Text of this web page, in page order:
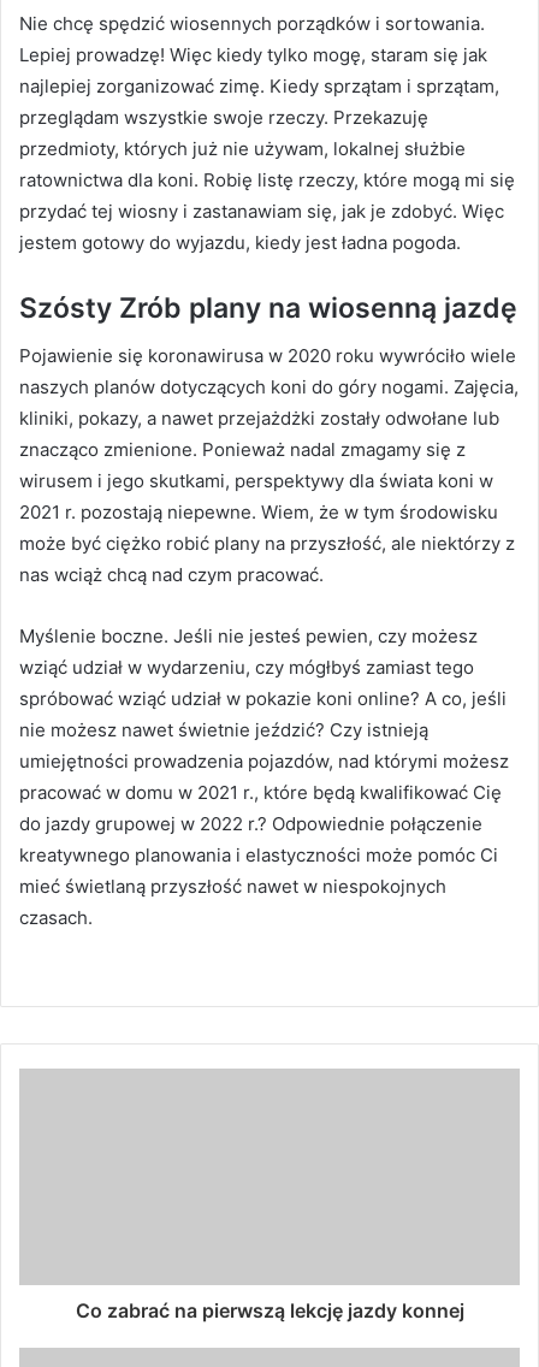
Nie chcę spędzić wiosennych porządków i sortowania.
Lepiej prowadzę! Więc kiedy tylko mogę, staram się jak
najlepiej zorganizować zimę. Kiedy sprzątam i sprzątam,
przeglądam wszystkie swoje rzeczy. Przekazuję
przedmioty, których już nie używam, lokalnej służbie
ratownictwa dla koni. Robię listę rzeczy, które mogą mi się
przydać tej wiosny i zastanawiam się, jak je zdobyć. Więc
jestem gotowy do wyjazdu, kiedy jest ładna pogoda.
Szósty Zrób plany na wiosenną jazdę
Pojawienie się koronawirusa w 2020 roku wywróciło wiele
naszych planów dotyczących koni do góry nogami. Zajęcia,
kliniki, pokazy, a nawet przejażdżki zostały odwołane lub
znacząco zmienione. Ponieważ nadal zmagamy się z
wirusem i jego skutkami, perspektywy dla świata koni w
2021 r. pozostają niepewne. Wiem, że w tym środowisku
może być ciężko robić plany na przyszłość, ale niektórzy z
nas wciąż chcą nad czym pracować.
Myślenie boczne. Jeśli nie jesteś pewien, czy możesz
wziąć udział w wydarzeniu, czy mógłbyś zamiast tego
spróbować wziąć udział w pokazie koni online? A co, jeśli
nie możesz nawet świetnie jeździć? Czy istnieją
umiejętności prowadzenia pojazdów, nad którymi możesz
pracować w domu w 2021 r., które będą kwalifikować Cię
do jazdy grupowej w 2022 r.? Odpowiednie połączenie
kreatywnego planowania i elastyczności może pomóc Ci
mieć świetlaną przyszłość nawet w niespokojnych
czasach.
Co zabrać na pierwszą lekcję jazdy konnej